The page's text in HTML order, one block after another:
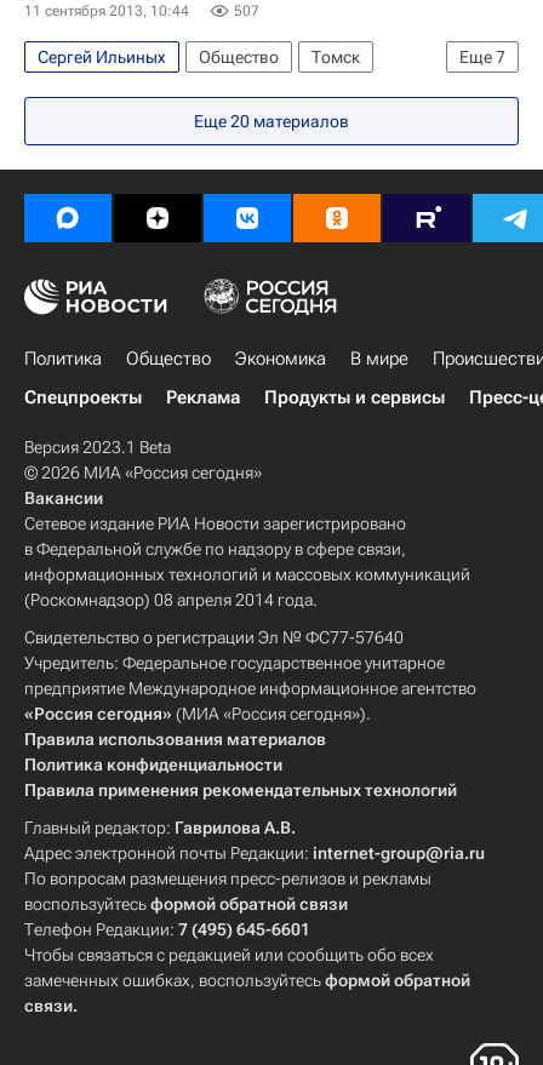
Томская городская Дума
11 сентября 2013, 10:44 507
Еще7
Сергей Ильиных Общество
Томск
Европа
Сибирский ФО
Томская область
Сергей Жвачкин
Великая Отечественная война (1941-1945)
Россия
Еще20 материалов
Политика Общество Экономика В мире
Спецпроекты
Реклама Продукты и сервисы Пресс-
Версия 2023.1 Beta
© 2026 МИА «Россия сегодня»
Вакансии
Сетевое издание РИА Новости зарегистрировано
в Федеральной службе по надзору в сфере связи,
информационных технологий и массовых коммуникаций
(Роскомнадзор) 08 апреля 2014 года.
Свидетельство о регистрации Эл № ФС77-57640
Учредитель: Федеральное государственное унитарное
предприятие Международное информационное агентство
«Россия сегодня» (МИА «Россия сегодня»).
Правила использования материалов
Политика конфиденциальности
Правила применения рекомендательных технологий
Главный редактор: Гаврилова А.В.
Адрес электронной почты Редакции: internet-group@ria.ru
По вопросам размещения пресс-релизов и рекламы
воспользуйтесьформой обратной связи
Телефон Редакции: 7 (495) 645-6601
Чтобы связаться с редакцией или сообщить обо всех
замеченных ошибках, воспользуйтесьформой обратной
связи.